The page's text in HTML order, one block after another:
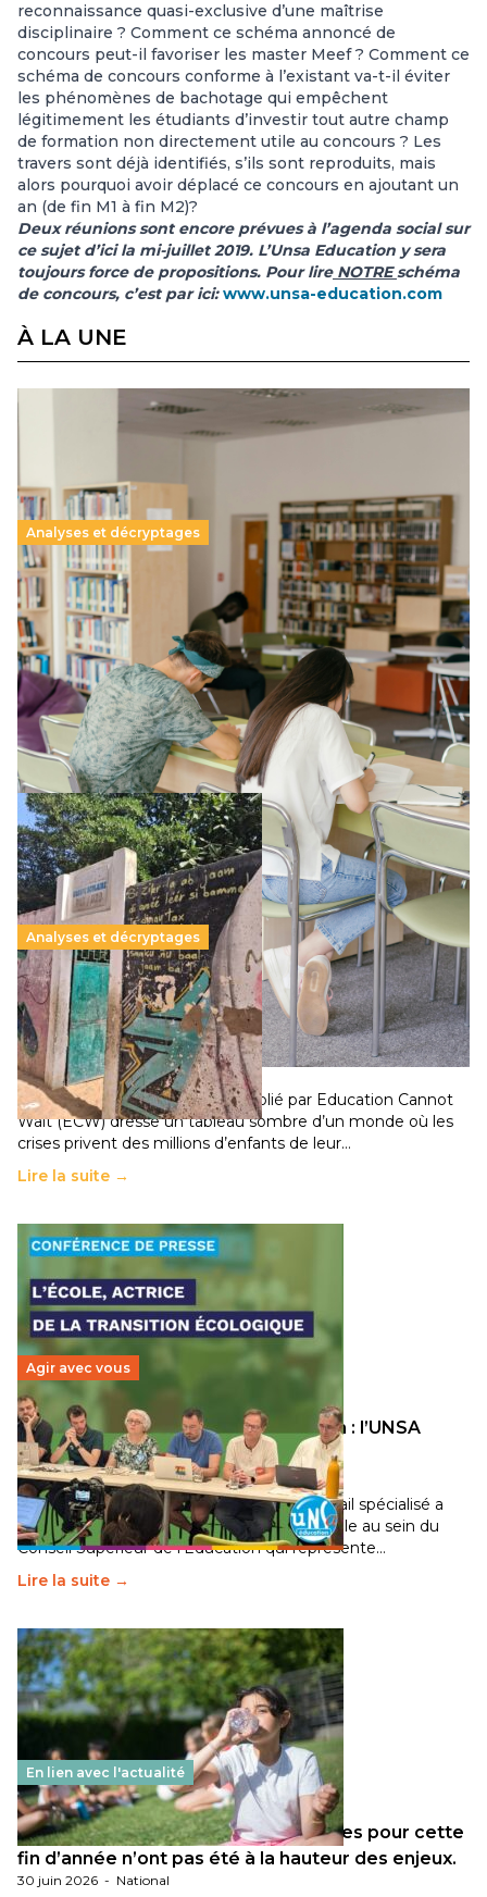
reconnaissance quasi-exclusive d’une maîtrise
disciplinaire ? Comment ce schéma annoncé de
concours peut-il favoriser les master Meef ? Comment ce
schéma de concours conforme à l’existant va-t-il éviter
les phénomènes de bachotage qui empêchent
légitimement les étudiants d’investir tout autre champ
de formation non directement utile au concours ? Les
travers sont déjà identifiés, s’ils sont reproduits, mais
alors pourquoi avoir déplacé ce concours en ajoutant un
an (de fin M1 à fin M2)?
Deux réunions sont encore prévues à l’agenda social sur
ce sujet d’ici la mi-juillet 2019. L’Unsa Education y sera
toujours force de propositions. Pour lireNOTREschéma
de concours, c’est par ici:www.unsa-education.com
À LA UNE
Analyses et décryptages
Supérieur privé : une dérive qui met à mal la
promesse républicaine
11 juillet 2026-
Le projet de loi sur la régulation de l’enseignement
supérieur privé met en lumière l’amplification d’un système
qui relègue l’acte pédagogique au superfétatoire, voire à…
Lire la suite →
Analyses et décryptages
258 millions d’enfants victimes de la guerre, des
chocs climatiques et des déplacements de
population
11 juillet 2026- National
Un nouveau rapport mondial publié par Education Cannot
Wait (ECW) dresse un tableau sombre d’un monde où les
crises privent des millions d’enfants de leur…
Lire la suite →
Agir avec vous
Transition écologique de l’éducation : l’UNSA
Éducation fait bouger les lignes
30 juin 2026-National
Pendant plusieurs mois, un groupe de travail spécialisé a
travaillé sur la transition écologique de l’Ecole au sein du
Conseil Supérieur de l’Éducation qui représente…
Lire la suite →
En lien avec l'actualité
Les décisions ministérielles attendues pour cette
fin d’année n’ont pas été à la hauteur des enjeux.
30 juin 2026 - National